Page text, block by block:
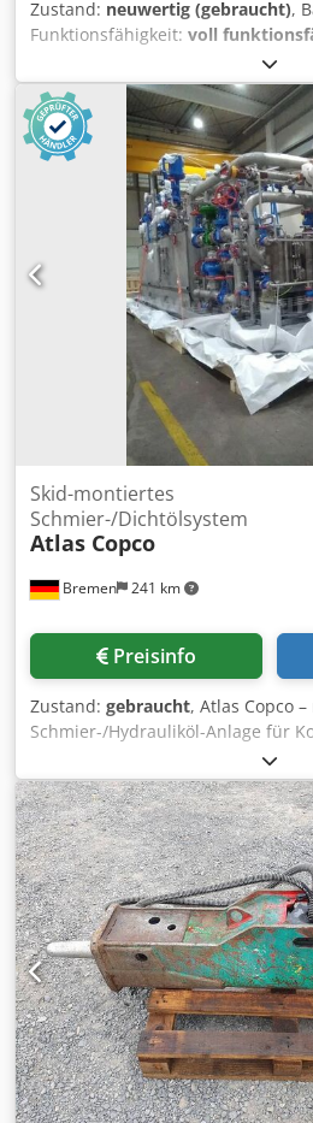
Zustand: neuwertig (gebraucht),
Funktionsfähigkeit: voll
Copco FX6 Kältetrockner 2,34 m3/
Actjha Baujahr: 2019
Bremen 241 km
Skid-montiertes
Schmier-/Dichtölsystem
Atlas Copco
Preisinfo
Zustand: gebraucht, Atlas Copco
Schmier-/Hydrauliköl-Anlage für
bestehend aus einem
Filtern, Kühlern und einem
Entleerungsbehälter sowie einer
und Dichtungen, wie in der
Download bereitgestellten Liste
Verkauf ist an die Bedingung
innerhalb von 24 Stunden nach
Kaufvertrags eine
Geschäftspartnerschaft (Business
Check, BPDDC) und ein Formular
Endverbrauchers (End User
der Käufer nicht der
Endverbraucher erforderlich.
Formulare für die BPDDC- und
von der Website heruntergeladen